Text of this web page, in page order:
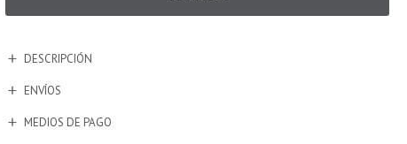
DESCRIPCIÓN
ENVÍOS
MEDIOS DE PAGO